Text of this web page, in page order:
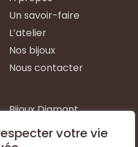
Un savoir-faire
L’atelier
Nos bijoux
Nous contacter
Bijoux Diamant
Bijoux Emeraudevotre vie